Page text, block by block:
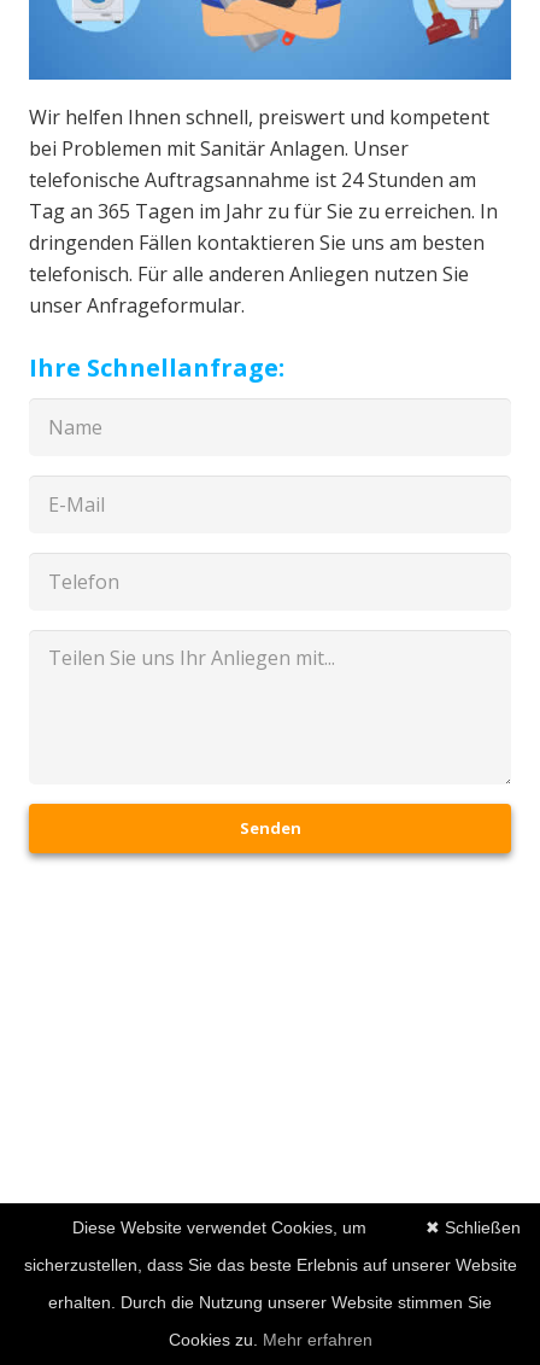
Wir helfen Ihnen schnell, preiswert und kompetent
bei Problemen mit Sanitär Anlagen. Unser
telefonische Auftragsannahme ist 24 Stunden am
Tag an 365 Tagen im Jahr zu für Sie zu erreichen. In
dringenden Fällen kontaktieren Sie uns am besten
telefonisch. Für alle anderen Anliegen nutzen Sie
unser Anfrageformular.
Ihre Schnellanfrage:
Senden
✖ Schließen
Diese Website verwendet Cookies, um
sicherzustellen, dass Sie das beste Erlebnis auf unserer Website
erhalten. Durch die Nutzung unserer Website stimmen Sie
Cookies zu. Mehr erfahren